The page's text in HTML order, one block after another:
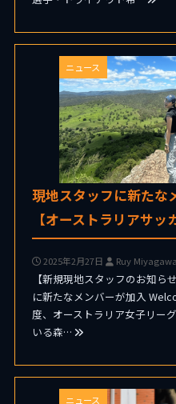
ニュース
現地スタッフに新たな
【オーストラリアサッ
2025年2月27日 Ruy Miyagawa
【新規現地スタッフのお知ら
に新たなメンバーが加入
度、オーストラリア女子リー
いる森…
ニュース